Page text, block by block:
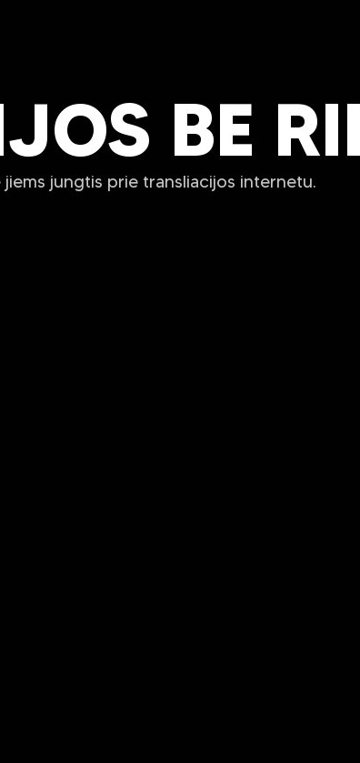
BE
jungtis prie transliacijos internetu.